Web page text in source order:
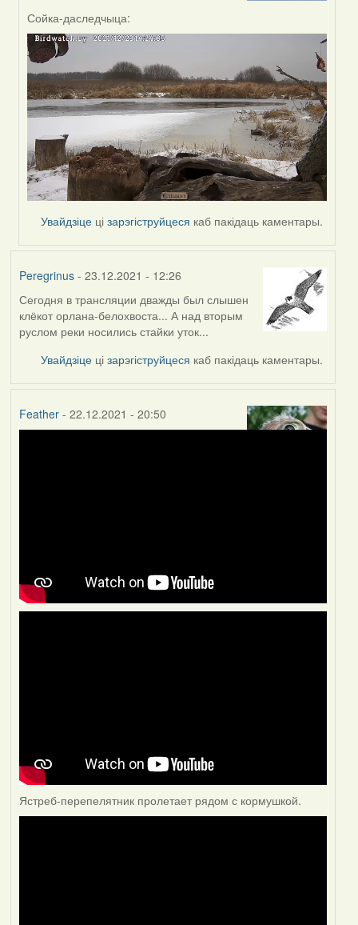
Peregrinus
Сойка-даследчыца:
Увайдзіце цізарэгіструйцеся каб пакідаць каментары.
Peregrinus- 23.12.2021 - 12:26
Сегодня в трансляции дважды был слышен
клёкот орлана-белохвоста... А над вторым
руслом реки носились стайки уток...
Увайдзіце цізарэгіструйцеся каб пакідаць каментары.
Feather- 22.12.2021 - 20:50
Ястреб-перепелятник пролетает рядом с кормушкой.